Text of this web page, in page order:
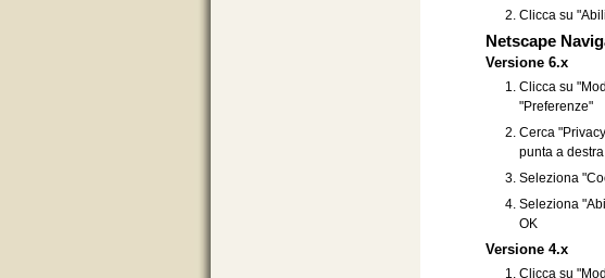
Clicca su
Netscape
Versione 6.x
Clicca su
"Preferenze"
Cerca
punta a
Seleziona
Seleziona
OK
Versione 4.x
Clicca su